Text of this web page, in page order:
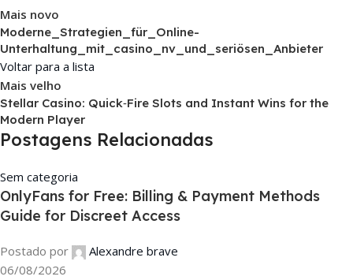
Mais novo
Moderne_Strategien_für_Online-
Unterhaltung_mit_casino_nv_und_seriösen_Anbieter
Voltar para a lista
Mais velho
Stellar Casino: Quick‑Fire Slots and Instant Wins for the
Modern Player
Postagens Relacionadas
Sem categoria
OnlyFans for Free: Billing & Payment Methods
Guide for Discreet Access
Postado por
Alexandre brave
06/08/2026